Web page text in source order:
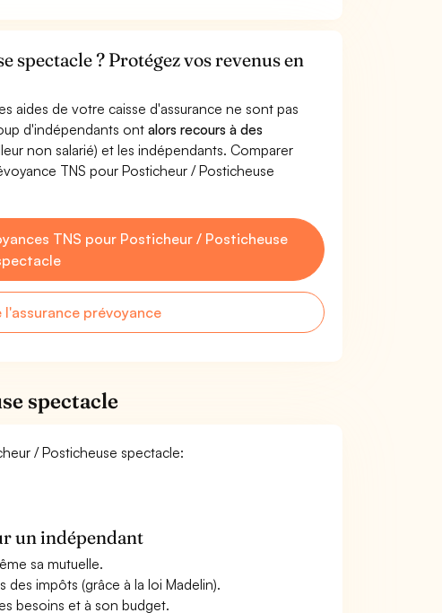
spectacle ? Protégez vos revenus en
aides de votre caisse d'assurance ne sont pas
d'indépendants ont alors recours à des
non salarié) et les indépendants. Comparer
TNS pour Posticheur / Posticheuse
TNS pour Posticheur / Posticheuse
prévoyance
spectacle
/ Posticheuse spectacle:
un indépendant
sa mutuelle.
impôts (grâce à la loi Madelin).
besoins et à son budget.